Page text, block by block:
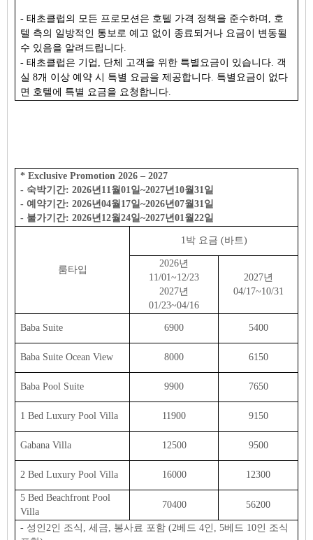
- 태초클럽의 모든 프로모션은 호텔 가격 정책을 준수하며, 호
텔 측의 일방적인 통보로 예고 없이 종료되거나 요금이 변동될
수 있음을 알려드립니다.
- 태초클럽은 기업, 단체 고객을 위한 특별요금이 있습니다. 객
실 8개 이상 예약 시 특별 요금을 제공합니다. 특별요금이 없다
면 호텔에 특별 요금을 요청합니다.
* Exclusive Promotion 2026 – 2027
- 숙박기간: 2026년11월01일~2027년10월31일
- 예약기간: 2026년04월17일~2026년07월31일
- 불가기간: 2026년12월24일~2027년01월22일
룸타입
1박 요금 (바트)
2026년
11/01~12/23
2027년
01/23~04/16
2027년
04/17~10/31
Baba Suite 6900 5400
Baba Suite Ocean View 8000 6150
Baba Pool Suite 9900 7650
1 Bed Luxury Pool Villa 11900 9150
Gabana Villa 12500 9500
2 Bed Luxury Pool Villa 16000 12300
5 Bed Beachfront Pool
Villa
70400 56200
- 성인2인 조식, 세금, 봉사료 포함 (2베드 4인, 5베드 10인 조식